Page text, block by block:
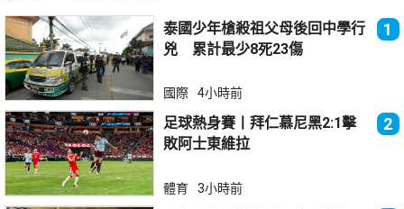
泰國少年槍殺祖父母後回中學行
兇 累計最少8死23傷
1
國際 4小時前
足球熱身賽丨拜仁慕尼黑2:1擊
敗阿士東維拉
2
體育 3小時前